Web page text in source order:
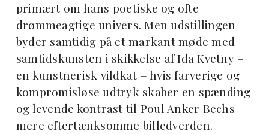
primært om hans poetiske og ofte
drømmeagtige univers. Men udstillingen
byder samtidig på et markant møde med
samtidskunsten i skikkelse af Ida Kvetny –
en kunstnerisk vildkat – hvis farverige og
kompromisløse udtryk skaber en spænding
og levende kontrast til Poul Anker Bechs
mere eftertænksomme billedverden.